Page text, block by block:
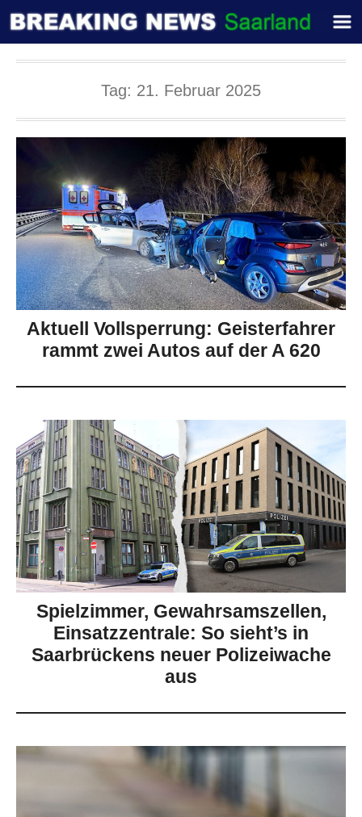
Tag: 21. Februar 2025
Aktuell Vollsperrung: Geisterfahrer
rammt zwei Autos auf der A 620
Spielzimmer, Gewahrsamszellen,
Einsatzzentrale: So sieht’s in
Saarbrückens neuer Polizeiwache
aus